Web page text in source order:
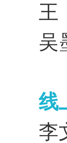
吴
线
李